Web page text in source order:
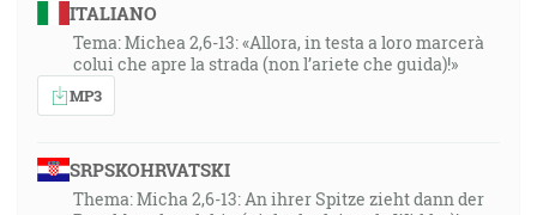
ITALIANO
Tema: Michea 2,6-13: «Allora, in testa a loro marcerà
colui che apre la strada (non l’ariete che guida)!»
MP3
SRPSKOHRVATSKI
Thema: Micha 2,6-13: An ihrer Spitze zieht dann der